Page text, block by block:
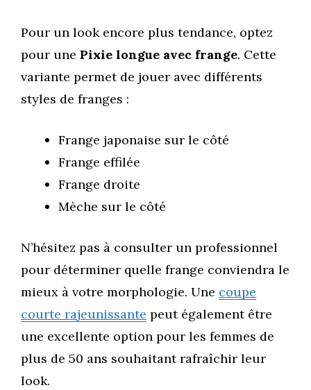
Pour un look encore plus tendance, optez
pour une Pixie longue avec frange. Cette
variante permet de jouer avec différents
styles de franges :
Frange japonaise sur le côté
Frange effilée
Frange droite
Mèche sur le côté
N’hésitez pas à consulter un professionnel
pour déterminer quelle frange conviendra le
mieux à votre morphologie. Une coupe
courte rajeunissante peut également être
une excellente option pour les femmes de
plus de 50 ans souhaitant rafraîchir leur
look.